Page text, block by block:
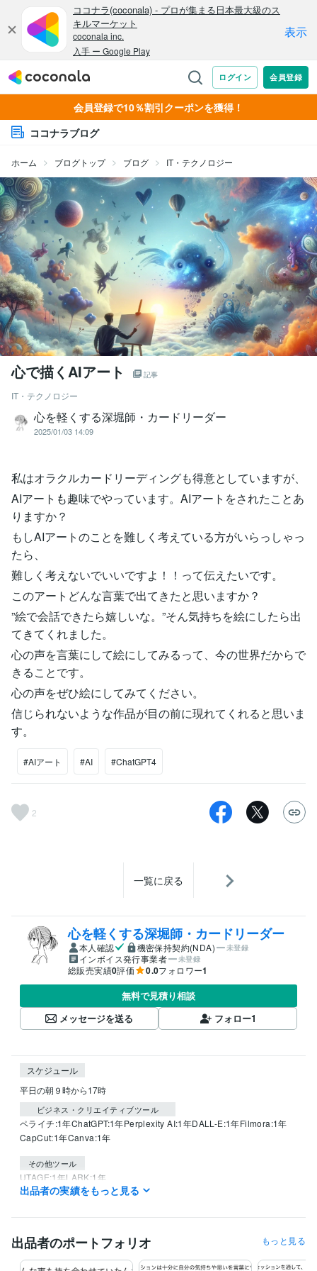
会員登録で10％割引クーポンを獲得！
ココナラブログ
ホーム ブログトップ ブログ IT・テクノロジー
心で描くAIアート 記事
IT・テクノロジー
心を軽くする深堀師・カードリーダー
2025/01/03 14:09
私はオラクルカードリーディングも得意としていますが、
AIアートも趣味でやっています。AIアートをされたことあ
りますか？
もしAIアートのことを難しく考えている方がいらっしゃっ
たら、
難しく考えないでいいですよ！！って伝えたいです。
このアートどんな言葉で出てきたと思いますか？
”絵で会話できたら嬉しいな。”そん気持ちを絵にしたら出
てきてくれました。
心の声を言葉にして絵にしてみるって、今の世界だからで
きることです。
心の声をぜひ絵にしてみてください。
信じられないような作品が目の前に現れてくれると思いま
す。
#AIアート #AI #ChatGPT4
2
一覧に戻る
心を軽くする深堀師・カードリーダー
本人確認 機密保持契約(NDA) 未登録
インボイス発行事業者 未登録
総販売実績0評価 0.0フォロワー1
無料で見積り相談
メッセージを送る
フォロー1
スケジュール
平日の朝９時から17時
ビジネス・クリエイティブツール
ペライチ:1年ChatGPT:1年Perplexity AI:1年DALL-E:1年Filmora:1年
CapCut:1年Canva:1年
その他ツール
UTAGE:1年LARK:1年
学習指導・資格・キャリア相談 自己分析深掘りセッション カードリ
グ、ブロック解除セッション
カウンセリング カードリーディング コーチング
出品者の実績をもっと見る
出品者のポートフォリオ もっと見る